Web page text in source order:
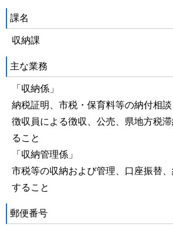
課名
収納課
主な業務
「収納係」
納税証明、市税・保育料等の納付相
徴収員による徴収、公売、県地方税
ること
「収納管理係」
市税等の収納および管理、口座振替
すること
郵便番号